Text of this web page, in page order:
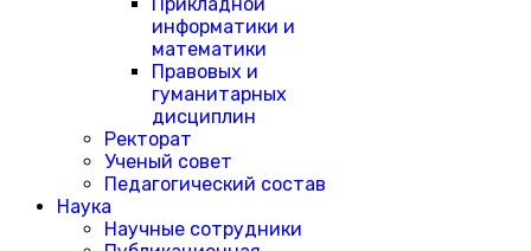
информатики и
математики
Правовых и
гуманитарных
дисциплин
Ректорат
Ученый совет
Педагогический состав
Наука
Научные сотрудники